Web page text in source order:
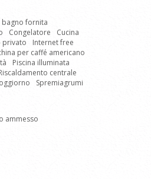
bagno fornita
Congelatore
Cucina
privato
Internet free
per caffé americano
Piscina illuminata
centrale
Spremiagrumi
ammesso